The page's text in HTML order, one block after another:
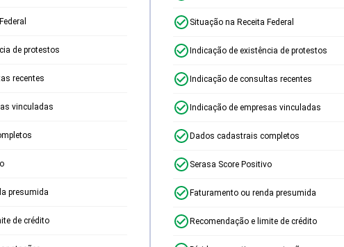
de protestos
recentes
vinculadas
presumida
de crédito
Situação na Receita Federal
Indicação de existência de protestos
Indicação de consultas recentes
Indicação de empresas vinculadas
Dados cadastrais completos
Serasa Score Positivo
Faturamento ou renda presumida
Recomendação e limite de crédito